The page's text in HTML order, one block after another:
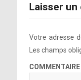
Laisser
Votre adresse
Les champs
COMMENTAIRE